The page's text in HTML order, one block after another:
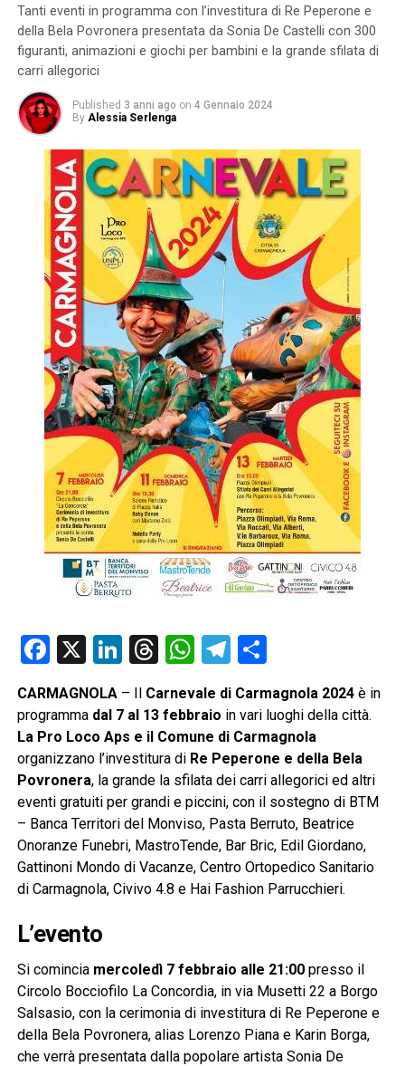
Tanti eventi in programma con l’investitura di Re Peperone e
della Bela Povronera presentata da Sonia De Castelli con 300
figuranti, animazioni e giochi per bambini e la grande sfilata di
carri allegorici
Published 3 anni ago on 4 Gennaio 2024
By Alessia Serlenga
Facebook
X LinkedIn
Threads
WhatsApp
Telegram
Condividi
CARMAGNOLA– Il Carnevale di Carmagnola 2024è in
programma dal 7 al 13 febbraio in vari luoghi della città.
La Pro Loco Aps e il Comune di Carmagnola
organizzano l’investitura di Re Peperone e della Bela
Povronera, la grande la sfilata dei carri allegorici ed altri
eventi gratuiti per grandi e piccini, con il sostegno di BTM
– Banca Territori del Monviso, Pasta Berruto, Beatrice
Onoranze Funebri, MastroTende, Bar Bric, Edil Giordano,
Gattinoni Mondo di Vacanze, Centro Ortopedico Sanitario
di Carmagnola, Civivo 4.8 e Hai Fashion Parrucchieri.
L’evento
Si comincia mercoledì 7 febbraio alle 21:00presso il
Circolo Bocciofilo La Concordia, in via Musetti 22 a Borgo
Salsasio, con la cerimonia di investitura di Re Peperone e
della Bela Povronera, alias Lorenzo Piana e Karin Borga,
che verrà presentata dalla popolare artista Sonia De